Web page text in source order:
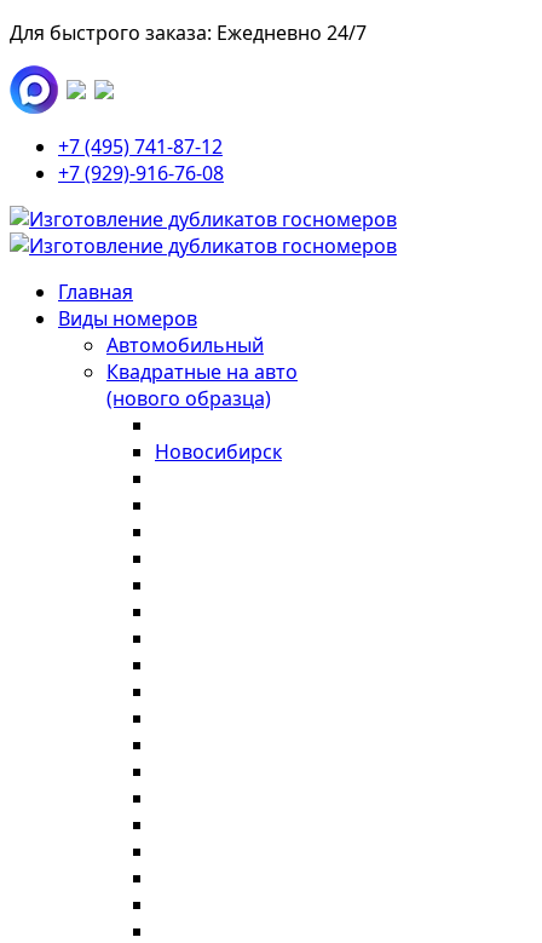
Для быстрого заказа: Ежедневно 24/7
+7 (495) 741-87-12
+7 (929)-916-76-08
Главная
Виды номеров
Автомобильный
Квадратные на авто
(нового образца)
Новосибирск